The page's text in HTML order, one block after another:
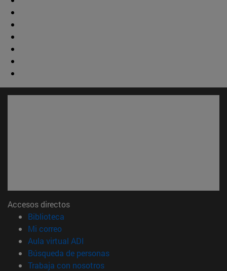
Accesos directos
Biblioteca
Mi correo(abre en nueva ventana)
Aula virtual ADI
Búsqueda de personas(abre en nueva ventana)
Trabaja con nosotros(abre en nueva ventana)